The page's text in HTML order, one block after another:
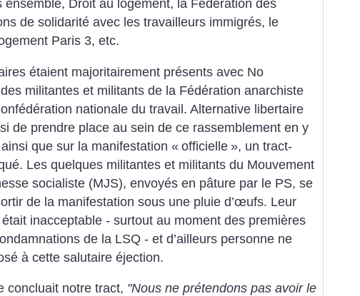
ensemble, Droit au logement, la Fédération des
de solidarité avec les travailleurs immigrés, le
Paris 3, etc.
étaient majoritairement présents avec No
militantes et militants de la Fédération anarchiste
nationale du travail. Alternative libertaire
de prendre place au sein de ce rassemblement en y
que sur la manifestation « officielle », un tract-
Les quelques militantes et militants du Mouvement
socialiste (MJS), envoyés en pâture par le PS, se
de la manifestation sous une pluie d’œufs. Leur
inacceptable - surtout au moment des premières
de la LSQ - et d’ailleurs personne ne
à cette salutaire éjection.
concluait notre tract, "Nous ne prétendons pas avoir le